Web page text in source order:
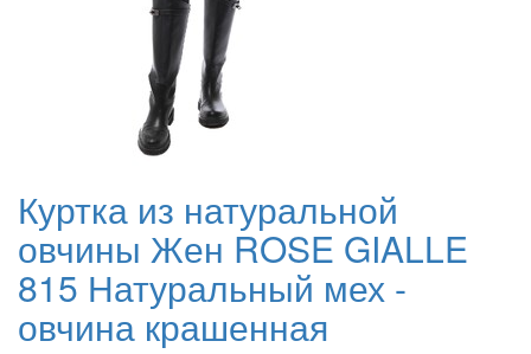
Куртка из натуральной
овчины Жен ROSE GIALLE
815 Натуральный мех -
овчина крашенная